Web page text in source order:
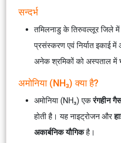
सन्दर्भ
तमिलनाडु के तिरुवल्लूर जिले में
प्रसंस्करण एवं निर्यात इकाई में
अनेक श्रमिकों को अस्पताल में
अमोनिया (NH₃) क्या है?
अमोनिया (NH₃) एकरंगहीन
होती है। यह नाइट्रोजन और
अकार्बनिक यौगिकहै।